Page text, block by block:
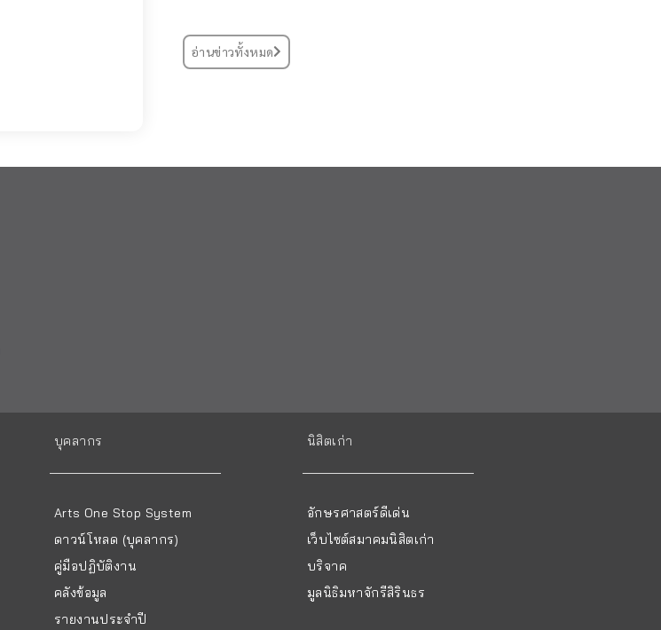
อ่านข่าวทั้งหมด
บุคลากร
Arts One Stop System
ดาวน์โหลด (บุคลากร)
คู่มือปฏิบัติงาน
คลังข้อมูล
รายงานประจำปี
นิสิตเก่า
อักษรศาสตร์ดีเด่น
เว็บไซต์สมาคมนิสิตเก่า
บริจาค
มูลนิธิมหาจักรีสิรินธร